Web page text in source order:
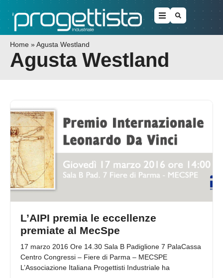
Home » Agusta Westland
Agusta Westland
L’AIPI premia le eccellenze
premiate al MecSpe
17 marzo 2016 Ore 14.30 Sala B Padiglione 7 PalaCassa
Centro Congressi – Fiere di Parma – MECSPE
L’Associazione Italiana Progettisti Industriale ha